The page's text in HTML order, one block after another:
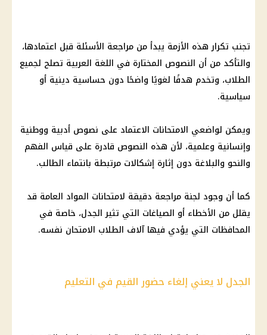
تجنب تكرار هذه الأزمة يبدأ من مراجعة الأسئلة قبل اعتمادها،
والتأكد من أن النصوص المختارة في اللغة العربية تصلح لجميع
الطلاب، وتخدم هدفًا لغويًا واضحًا دون حساسية دينية أو
سياسية.
ويمكن لواضعي الامتحانات الاعتماد على نصوص أدبية ووطنية
وإنسانية وعلمية، لأن هذه النصوص قادرة على قياس الفهم
والنحو والبلاغة دون إثارة إشكالات مرتبطة بانتماء الطالب.
كما أن وجود لجنة مراجعة دقيقة لامتحانات المواد العامة قد
يقلل من الأخطاء أو الصياغات التي تثير الجدل، خاصة في
المحافظات التي يؤدي فيها آلاف الطلاب الامتحان نفسه.
الجدل لا يعني إلغاء حضور القيم في التعليم